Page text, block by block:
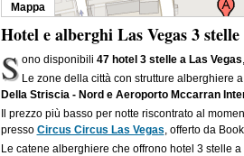
Mappa
Hotel e alberghi Las Vegas 3 stelle
S ono disponibili47 hotel 3 stelle a Las Vegas
Le zone della città con strutture alberghiere
Della Striscia - Nord e Aeroporto Mccarran
Il prezzo più basso per notte riscontrato al
presso Circus Circus Las Vegas, offerto da
Le catene alberghiere che offrono hotel 3 stelle